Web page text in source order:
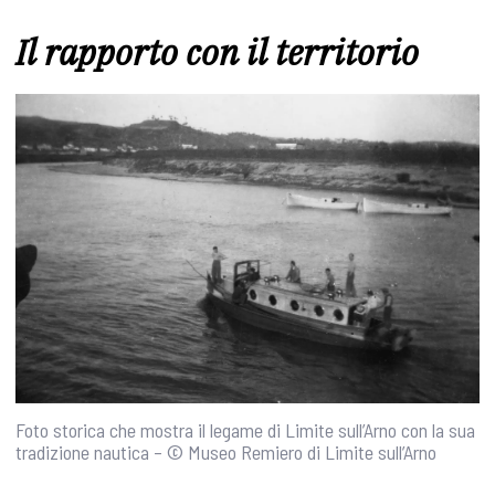
Il rapporto con il territorio
Foto storica che mostra il legame di Limite sull’Arno con la sua
tradizione nautica – © Museo Remiero di Limite sull’Arno